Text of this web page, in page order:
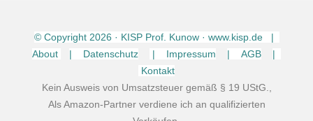
© Copyright 2026 · KISP Prof. Kunow · www.kisp.de |
About
| Datenschutz | Impressum | AGB
|
Kontakt
Kein Ausweis von Umsatzsteuer gemäß § 19 UStG.,
Als Amazon-Partner verdiene ich an qualifizierten